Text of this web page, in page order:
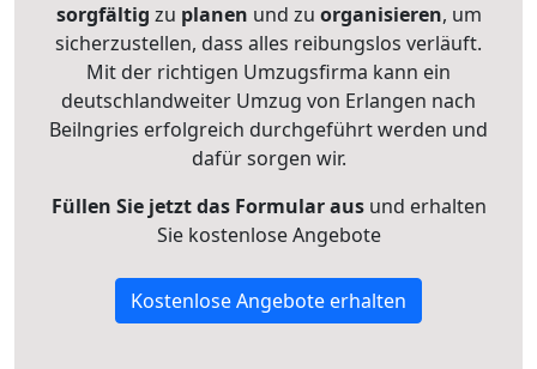
sorgfältig zu planen und zu organisieren, um
sicherzustellen, dass alles reibungslos verläuft.
Mit der richtigen Umzugsfirma kann ein
deutschlandweiter Umzug von Erlangen nach
Beilngries erfolgreich durchgeführt werden und
dafür sorgen wir.
Füllen Sie jetzt das Formular ausund erhalten
Sie kostenlose Angebote
Kostenlose Angebote erhalten